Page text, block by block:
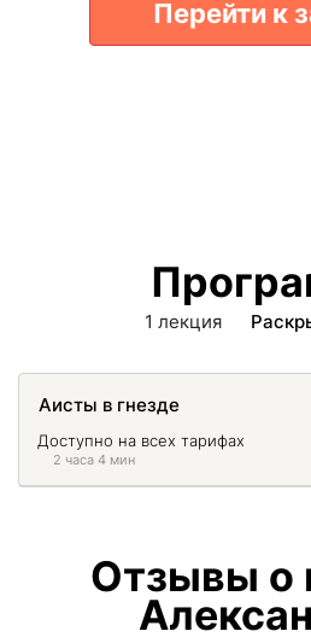
Перейти к
1 лекция
Аисты в гнезде
Доступно на всех тарифах
2 часа 4 мин
Отзывы о